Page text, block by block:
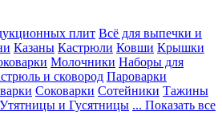
плит Всё для выпечки и
Казаны Кастрюли Ковши Крышки
Молочники Наборы для
и сковород Пароварки
Соковарки Сотейники Тажины
Утятницы и Гусятницы ... Показать все